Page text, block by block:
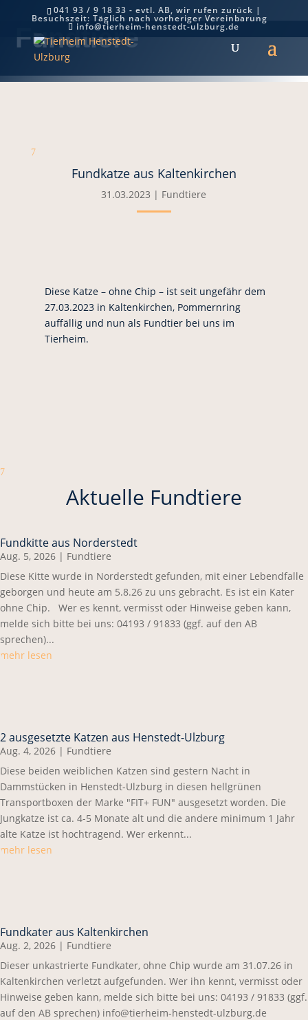
041 93 / 9 18 33 - evtl. AB, wir rufen zurück |
Besuchszeit: Täglich nach vorheriger Vereinbarung
info@tierheim-henstedt-ulzburg.de
Fundtiere
7
Fundkatze aus Kaltenkirchen
31.03.2023 | Fundtiere
Diese Katze – ohne Chip – ist seit ungefähr dem
27.03.2023 in Kaltenkirchen, Pommernring
auffällig und nun als Fundtier bei uns im
Tierheim.
7
Aktuelle Fundtiere
Fundkitte aus Norderstedt
Aug. 5, 2026 | Fundtiere
Diese Kitte wurde in Norderstedt gefunden, mit einer Lebendfalle
geborgen und heute am 5.8.26 zu uns gebracht. Es ist ein Kater
ohne Chip. Wer es kennt, vermisst oder Hinweise geben kann,
melde sich bitte bei uns: 04193 / 91833 (ggf. auf den AB
sprechen)...
mehr lesen
2 ausgesetzte Katzen aus Henstedt-Ulzburg
Aug. 4, 2026 | Fundtiere
Diese beiden weiblichen Katzen sind gestern Nacht in
Dammstücken in Henstedt-Ulzburg in diesen hellgrünen
Transportboxen der Marke "FIT+ FUN" ausgesetzt worden. Die
Jungkatze ist ca. 4-5 Monate alt und die andere minimum 1 Jahr
alte Katze ist hochtragend. Wer erkennt...
mehr lesen
Fundkater aus Kaltenkirchen
Aug. 2, 2026 | Fundtiere
Dieser unkastrierte Fundkater, ohne Chip wurde am 31.07.26 in
Kaltenkirchen verletzt aufgefunden. Wer ihn kennt, vermisst oder
Hinweise geben kann, melde sich bitte bei uns: 04193 / 91833 (ggf.
auf den AB sprechen) info@tierheim-henstedt-ulzburg.de